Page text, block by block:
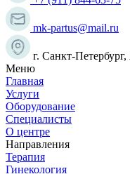
mk-partus@mail.ru
г. Санкт-
Меню
Главная
Услуги
Оборудование
Специалисты
О центре
Направления
Терапия
Гинекология